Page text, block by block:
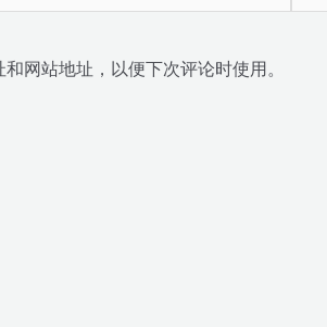
站
网站地址，以便下次评论时使用。